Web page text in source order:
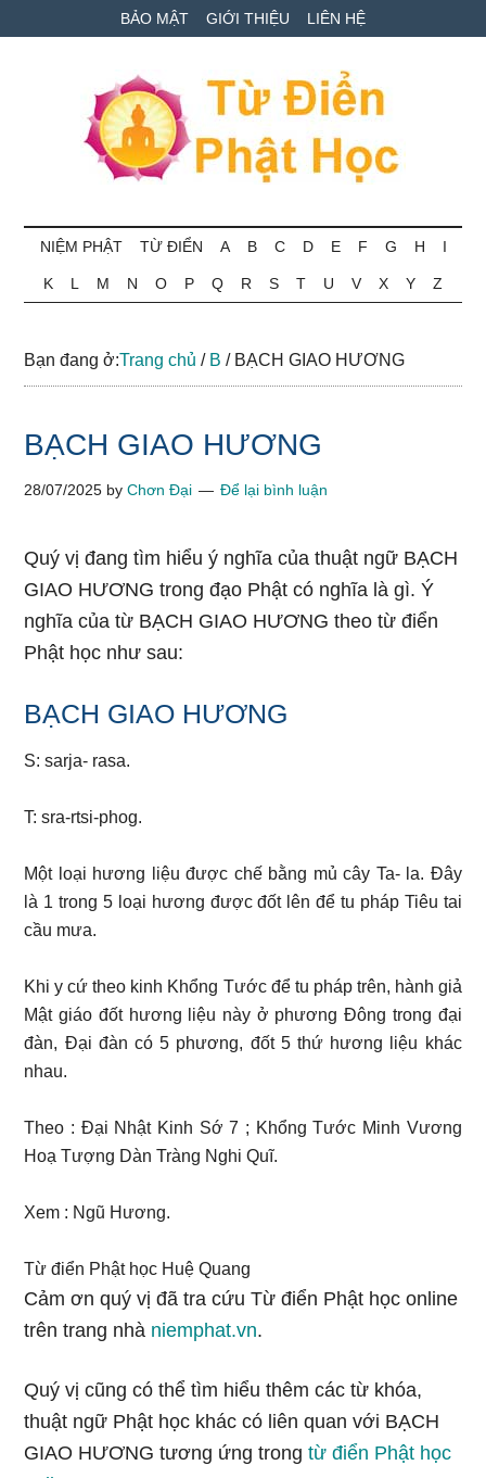
to
to
qua
BẢO MẬT GIỚI THIỆU LIÊN HỆ
Từ
điển
Phật
học
ngữ
NIỆM PHẬT TỪ ĐIỂN A B C D E F G H I
K L M N O P Q R S T U V X Y Z
Bạn đang ở:Trang chủ / B /BẠCH GIAO HƯƠNG
BẠCH GIAO HƯƠNG
28/07/2025 byChơn Đại Để lại bình luận
Quý vị đang tìm hiểu ý nghĩa của thuật ngữ BẠCH
GIAO HƯƠNG trong đạo Phật có nghĩa là gì. Ý
nghĩa của từ BẠCH GIAO HƯƠNG theo từ điển
Phật học như sau:
BẠCH GIAO HƯƠNG
S: sarja- rasa.
T: sra-rtsi-phog.
Một loại hương liệu được chế bằng mủ cây Ta- la. Đây
là 1 trong 5 loại hương được đốt lên để tu pháp Tiêu tai
cầu mưa.
Khi y cứ theo kinh Khổng Tước để tu pháp trên, hành giả
Mật giáo đốt hương liệu này ở phương Đông trong đại
đàn, Đại đàn có 5 phương, đốt 5 thứ hương liệu khác
nhau.
Theo : Đại Nhật Kinh Sớ 7 ; Khổng Tước Minh Vương
Hoạ Tượng Dàn Tràng Nghi Quĩ.
Xem : Ngũ Hương.
Từ điển Phật học Huệ Quang
Cảm ơn quý vị đã tra cứu Từ điển Phật học online
trên trang nhà niemphat.vn.
Quý vị cũng có thể tìm hiểu thêm các từ khóa,
thuật ngữ Phật học khác có liên quan với BẠCH
GIAO HƯƠNG tương ứng trongtừ điển Phật học